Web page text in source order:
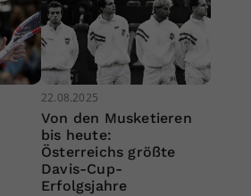
22.08.2025
Von den Musketieren
bis heute:
Österreichs größte
Davis-Cup-
Erfolgsjahre